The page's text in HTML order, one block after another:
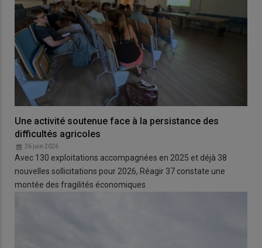
Une activité soutenue face à la persistance des
difficultés agricoles
26 juin 2026
Avec 130 exploitations accompagnées en 2025 et déjà 38
nouvelles sollicitations pour 2026, Réagir 37 constate une
montée des fragilités économiques